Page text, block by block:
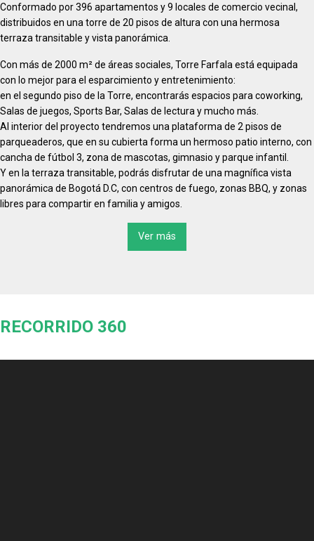
Conformado por 396 apartamentos y 9 locales de comercio vecinal,
distribuidos en una torre de 20 pisos de altura con una hermosa
terraza transitable y vista panorámica.
Con más de 2000 m² de áreas sociales, Torre Farfala está equipada
con lo mejor para el esparcimiento y entretenimiento:
en el segundo piso de la Torre, encontrarás espacios para coworking,
Salas de juegos, Sports Bar, Salas de lectura y mucho más.
Al interior del proyecto tendremos una plataforma de 2 pisos de
parqueaderos, que en su cubierta forma un hermoso patio interno, con
cancha de fútbol 3, zona de mascotas, gimnasio y parque infantil.
Y en la terraza transitable, podrás disfrutar de una magnífica vista
panorámica de Bogotá D.C, con centros de fuego, zonas BBQ, y zonas
libres para compartir en familia y amigos.
Ver más
RECORRIDO 360